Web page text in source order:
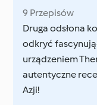
9 Przepisów
Druga odsłona
odkryć
urządzeniem
autentyczne
Azji!